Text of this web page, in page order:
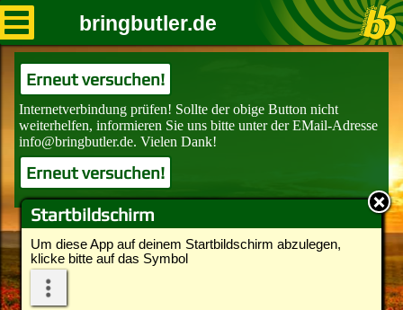
Startbildschirm
Um diese App auf deinem Startbildschirm abzulegen,
klicke bitte auf das Symbol
bringbutler.de
Erneut versuchen!
Erneut versuchen!